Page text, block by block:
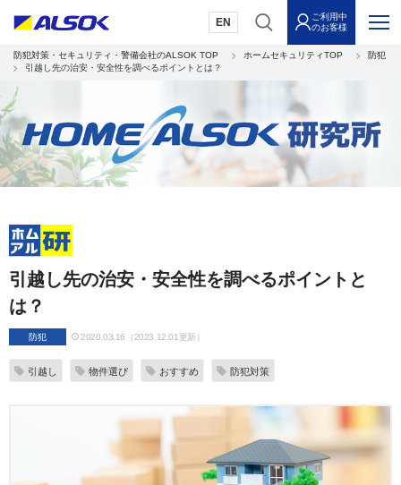
EN
ご利用中
のお客様
防犯対策・セキュリティ・警備会社のALSOK TOP ホームセキュリティTOP
防犯
引越し先の治安・安全性を調べるポイントとは？
引越し先の治安・安全性を調べるポイントと
は？
防犯 2020.03.16（2023.12.01更新）
引越し 物件選び おすすめ 防犯対策